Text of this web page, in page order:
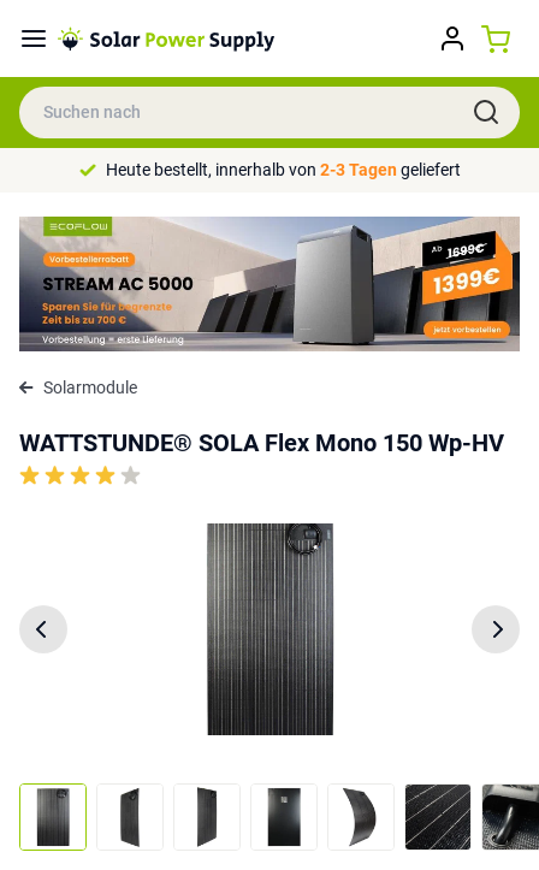
Heute bestellt, innerhalb von 2-3 Tagengeliefert
Solarmodule
WATTSTUNDE® SOLA Flex Mono 150 Wp-HV